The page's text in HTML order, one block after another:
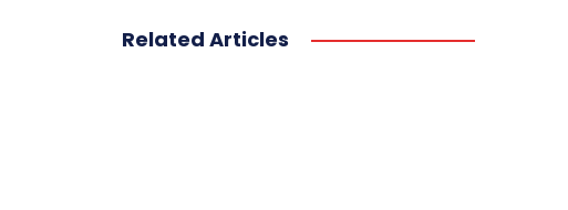
Related Articles